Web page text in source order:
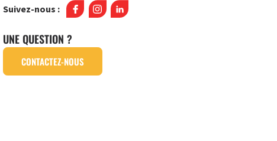
Suivez-nous :
UNE QUESTION ?
CONTACTEZ-NOUS